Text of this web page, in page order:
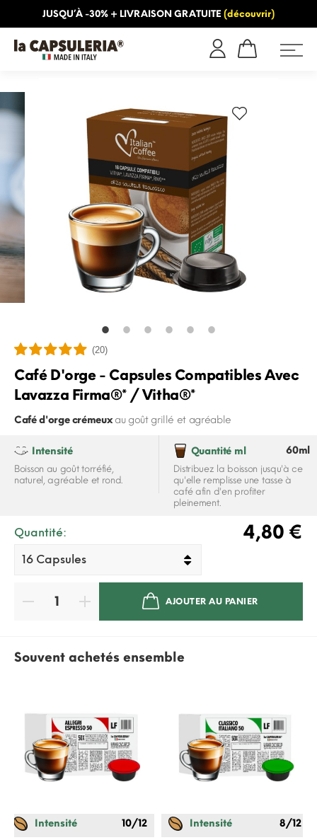
JUSQU’À -30% + LIVRAISON GRATUITE (découvrir)
(20)
Café D'orge - Capsules Compatibles Avec
Lavazza Firma®* / Vitha®*
Café d'orge crémeuxau goût grillé et agréable
Intensité
Boisson au goût torréfié,
naturel, agréable et rond.
Quantité ml 60ml
Distribuez la boisson jusqu'à ce
qu'elle remplisse une tasse à
café afin d'en profiter
pleinement.
4,80 €
Quantité:
AJOUTER AU PANIER
Souvent achetés ensemble
Intensité
10/12
Intensité
8/12